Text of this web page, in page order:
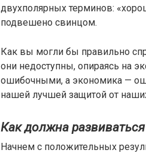
двухполярных терминов:
подвешено свинцом.
Как вы могли бы правильно
они недоступны, опираясь на
ошибочными, а экономика —
нашей лучшей защитой от
Как должна
Начнем с положительных